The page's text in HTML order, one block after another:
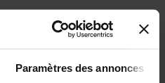
Paramètres des annonces